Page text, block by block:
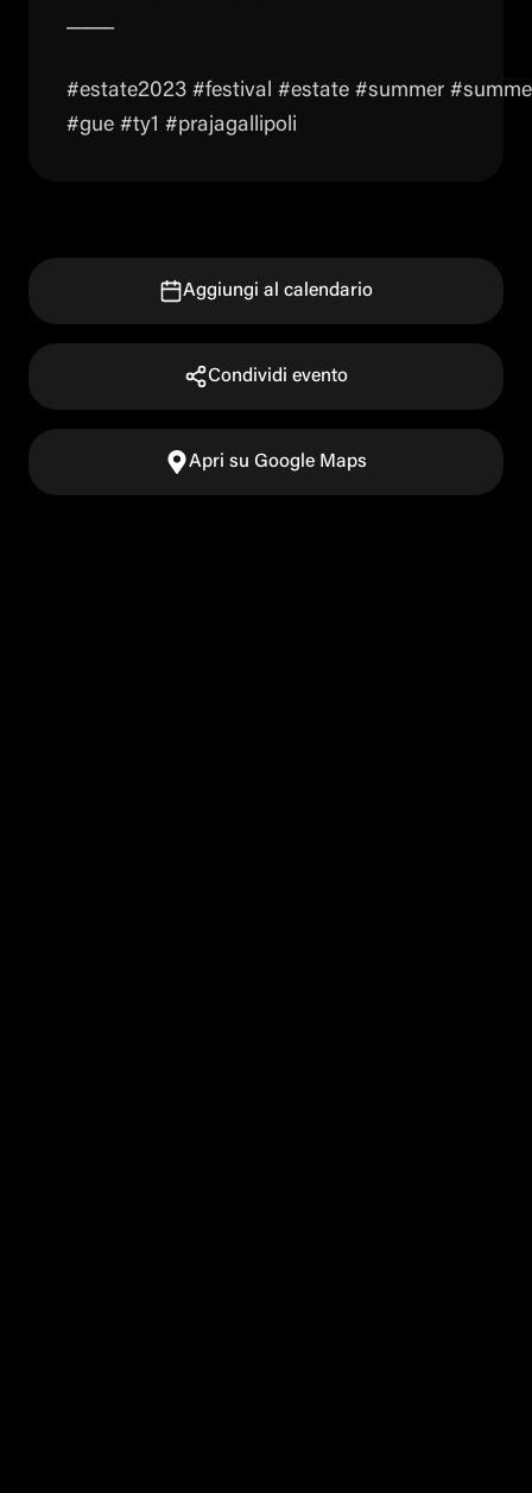
_____
#estate2023 #festival #estate #summer
#gue #ty1 #prajagallipoli
Aggiungi al calendario
Condividi evento
Apri su Google Maps